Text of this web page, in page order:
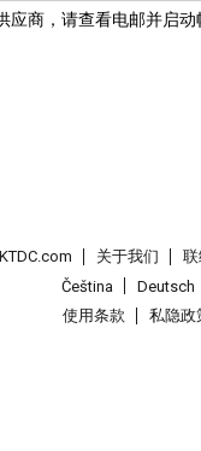
应商，请查看电邮并启动
关于我们
Čeština
Deutsch
使用条款
私隐政